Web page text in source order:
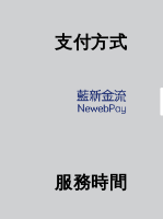
支付方式
服務時間